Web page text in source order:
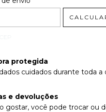
protegida
cuidados durante toda a
e devoluções
gostar, você pode trocar ou